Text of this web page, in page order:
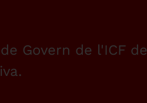
Govern de l'ICF